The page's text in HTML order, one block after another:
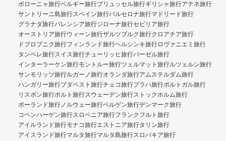
ボローニャ旅行ベルギー旅行ブリュッセル旅行ギリシャ旅行アテネ旅行
サントリーニ島旅行スペイン旅行バルセロナ旅行マドリード旅行
グラナダ旅行バレンシア旅行ジローナ旅行セビリア旅行
オーストリア旅行ウィーン旅行ザルツブルク旅行クロアチア旅行
ドブロブニク旅行フィンランド旅行ヘルシンキ旅行ロヴァニエミ旅行
タンペレ旅行スイス旅行チューリッヒ旅行バーゼル旅行
インターラーケン旅行モントルー旅行ツェルマット旅行ルツェルン旅行
サンモリッツ旅行ルガーノ旅行オランダ旅行アムステルダム旅行
ハンガリー旅行ブダペスト旅行チェコ旅行プラハ旅行ポルトガル旅行
リスボン旅行ポルト旅行スウェーデン旅行ストックホルム旅行
ポーランド旅行ノルウェー旅行ベルゲン旅行デンマーク旅行
コペンハーゲン旅行スロベニア旅行フランクフルト旅行
アイルランド旅行モナコ旅行エストニア旅行タリン旅行
アイスランド旅行マルタ旅行マルタ島旅行スロバキア旅行